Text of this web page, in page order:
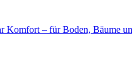
Komfort – für Boden, Bäume